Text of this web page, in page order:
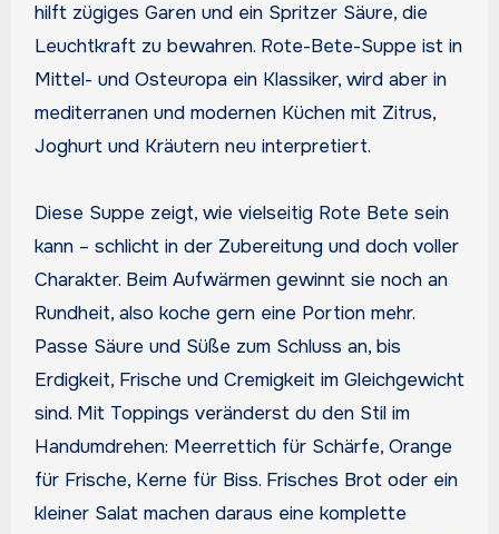
hilft zügiges Garen und ein Spritzer Säure, die
Leuchtkraft zu bewahren. Rote-Bete-Suppe ist in
Mittel- und Osteuropa ein Klassiker, wird aber in
mediterranen und modernen Küchen mit Zitrus,
Joghurt und Kräutern neu interpretiert.
Diese Suppe zeigt, wie vielseitig Rote Bete sein
kann – schlicht in der Zubereitung und doch voller
Charakter. Beim Aufwärmen gewinnt sie noch an
Rundheit, also koche gern eine Portion mehr.
Passe Säure und Süße zum Schluss an, bis
Erdigkeit, Frische und Cremigkeit im Gleichgewicht
sind. Mit Toppings veränderst du den Stil im
Handumdrehen: Meerrettich für Schärfe, Orange
für Frische, Kerne für Biss. Frisches Brot oder ein
kleiner Salat machen daraus eine komplette